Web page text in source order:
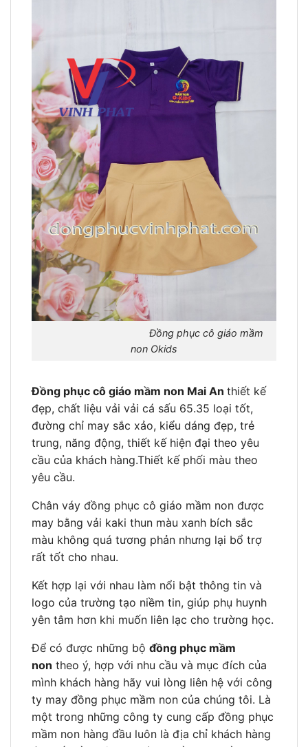
Đồng phục cô giáo mầm
non Okids
Đồng phục cô giáo mầm non Mai An thiết kế
đẹp, chất liệu vải vải cá sấu 65.35 loại tốt,
đường chỉ may sắc xảo, kiểu dáng đẹp, trẻ
trung, năng động, thiết kế hiện đại theo yêu
cầu của khách hàng.Thiết kế phối màu theo
yêu cầu.
Chân váy đồng phục cô giáo mầm non được
may bằng vải kaki thun màu xanh bích sắc
màu không quá tương phản nhưng lại bổ trợ
rất tốt cho nhau.
Kết hợp lại với nhau làm nổi bật thông tin và
logo của trường tạo niềm tin, giúp phụ huynh
yên tâm hơn khi muốn liên lạc cho trường học.
Để có được những bộ đồng phục mầm
non theo ý, hợp với nhu cầu và mục đích của
mình khách hàng hãy vui lòng liên hệ với công
ty may đồng phục mầm non của chúng tôi. Là
một trong những công ty cung cấp đồng phục
mầm non hàng đầu luôn là địa chỉ khách hàng